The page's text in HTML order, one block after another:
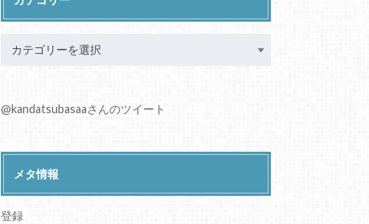
@kandatsubasaaさんのツイート
メタ情報
登録